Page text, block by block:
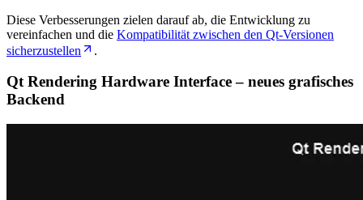
Diese Verbesserungen zielen darauf ab, die Entwicklung zu
vereinfachen und die Kompatibilität zwischen den Qt-Versionen
sicherzustellen
.
Qt Rendering Hardware Interface – neues grafisches
Backend